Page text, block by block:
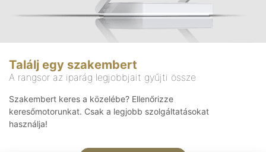
Találj egy szakembert
A rangsor az iparág legjobbjait gyűjti össze
Szakembert keres a közelébe? Ellenőrizze
keresőmotorunkat. Csak a legjobb szolgáltatásokat
használja!